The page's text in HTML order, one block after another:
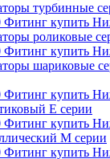
турбинные
роликовые
шариковые
E серии
M серии